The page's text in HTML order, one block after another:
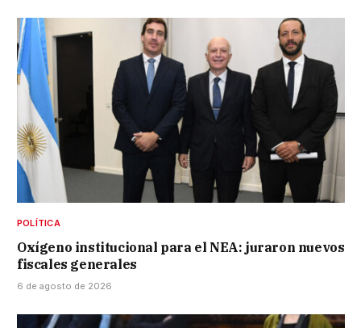
POLÍTICA
Oxígeno institucional para el NEA: juraron nuevos
fiscales generales
6 de agosto de 2026